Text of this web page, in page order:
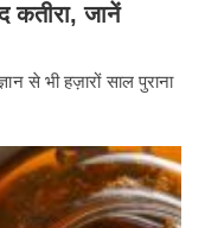
कतीरा, जानें
से भी हज़ारों साल पुराना